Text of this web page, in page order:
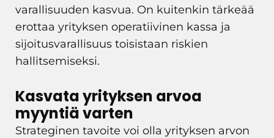
varallisuuden kasvua. On kuitenkin tärkeää
erottaa yrityksen operatiivinen kassa ja
sijoitusvarallisuus toisistaan riskien
hallitsemiseksi.
Kasvata yrityksen arvoa
myyntiä varten
Strateginen tavoite voi olla yrityksen arvon